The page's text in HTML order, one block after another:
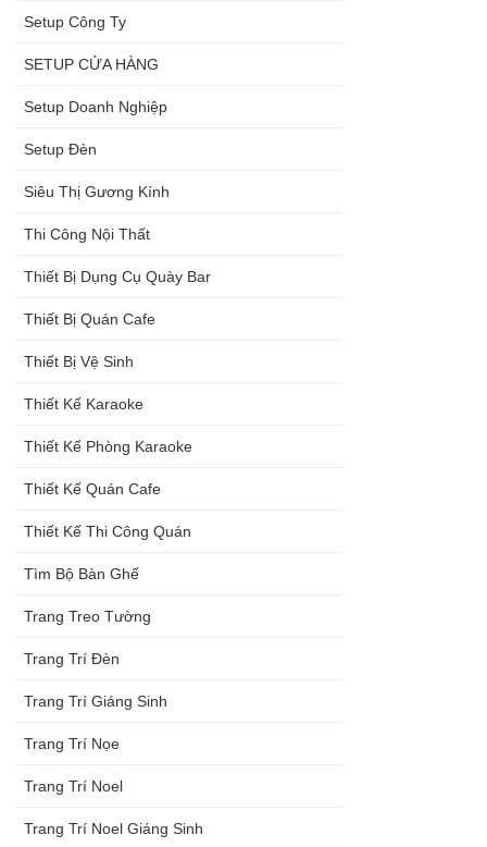
Setup Công Ty
SETUP CỬA HÀNG
Setup Doanh Nghiệp
Setup Đèn
Siêu Thị Gương Kính
Thi Công Nội Thất
Thiết Bị Dụng Cụ Quày Bar
Thiết Bị Quán Cafe
Thiết Bị Vệ Sinh
Thiết Kế Karaoke
Thiết Kế Phòng Karaoke
Thiết Kế Quán Cafe
Thiết Kế Thi Công Quán
Tìm Bộ Bàn Ghế
Trang Treo Tường
Trang Trí Đèn
Trang Trí Giáng Sinh
Trang Trí Nọe
Trang Trí Noel
Trang Trí Noel Giáng Sinh